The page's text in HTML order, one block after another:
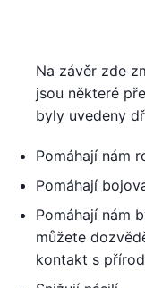
Na závěr zde
jsou některé
byly uvedeny
Pomáhají nám
Pomáhají
Pomáhají nám
můžete
kontakt s